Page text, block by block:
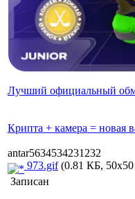
Лучший официальный
Крипта + камера = новая
antar5634534231232
973.gif(0.81 КБ, 50x50
Записан